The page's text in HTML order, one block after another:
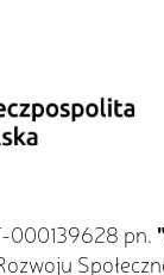
000139628 pn.